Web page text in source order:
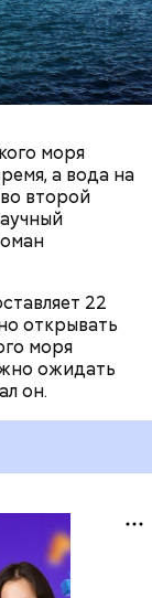
моря
а вода на
второй
22
открывать
моря
ожидать
он.